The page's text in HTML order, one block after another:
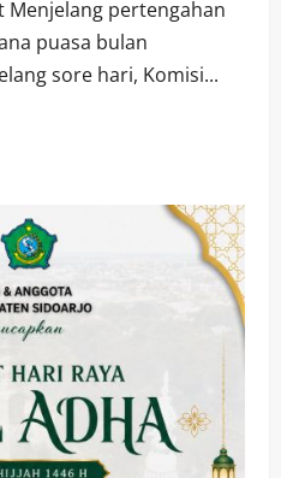
Menjelang pertengahan
puasa bulan
sore hari, Komisi...